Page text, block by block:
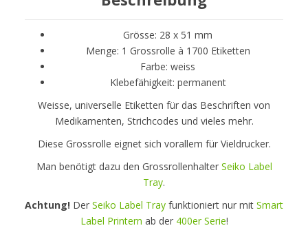
Grösse: 28 x 51 mm
Menge: 1 Grossrolle à 1700 Etiketten
Farbe: weiss
Klebefähigkeit: permanent
Weisse, universelle Etiketten für das Beschriften von
Medikamenten, Strichcodes und vieles mehr.
Diese Grossrolle eignet sich vorallem für Vieldrucker.
Man benötigt dazu den Grossrollenhalter Seiko Label
Tray.
Achtung! Der Seiko Label Tray funktioniert nur mit Smart
Label Printern ab der 400er Serie!